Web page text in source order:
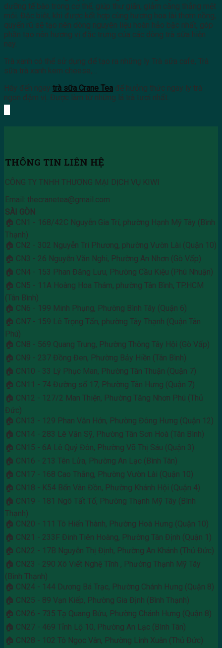
dưỡng tế bào trong cơ thể, giúp thư giãn, giảm căng thẳng mệt
mỏi. Đặc biệt, khi được kết hợp cùng hương hoa lài thơm nồng,
quyến rũ sẽ tạo nên dòng nguyên liệu hoàn hảo bậc nhất, góp
phần tạo nên hương vị đặc trưng của các dòng trà sữa hiện
nay.
Trà xanh có thể sử dụng để tạo ra những ly Trà sữa cafe, Trà
sữa trà xanh kem cheese,…
Hãy đến ngay trà sữa Crane Tea để hưởng thức ngay ly trà
ngon đậm vị. Được làm từ những lá trà tươi nhất.
THÔNG TIN LIÊN HỆ
CÔNG TY TNHH THƯƠNG MẠI DỊCH VỤ KIWI
Email: thecranetea@gmail.com
SÀI GÒN
🏠 CN1 - 168/42C Nguyễn Gia Trí, phường Hạnh Mỹ Tây (Bình
Thạnh)
🏠 CN2 - 302 Nguyễn Tri Phương, phường Vườn Lài (Quận 10)
🏠 CN3 - 26 Nguyễn Văn Nghi, Phường An Nhơn (Gò Vấp)
🏠 CN4 - 153 Phan Đăng Lưu, Phường Cầu Kiệu (Phú Nhuận)
🏠 CN5 - 11A Hoàng Hoa Thám, phường Tân Bình, TP.HCM
(Tân Bình)
🏠 CN6 - 199 Minh Phụng, Phường Bình Tây (Quận 6)
🏠 CN7 - 159 Lê Trọng Tấn, phường Tây Thạnh (Quận Tân
Phú)
🏠 CN8 - 569 Quang Trung, Phường Thông Tây Hội (Gò Vấp)
🏠 CN9 - 237 Đồng Đen, Phường Bảy Hiền (Tân Bình)
🏠 CN10 - 33 Lý Phục Man, Phường Tân Thuận (Quận 7)
🏠 CN11 - 74 Đường số 17, Phường Tân Hưng (Quận 7)
🏠 CN12 - 127/2 Man Thiện, Phường Tăng Nhơn Phú (Thủ
Đức)
🏠 CN13 - 129 Phan Văn Hớn, Phường Đông Hưng (Quận 12)
🏠 CN14 - 283 Lê Văn Sỹ, Phường Tân Sơn Hoà (Tân Bình)
🏠 CN15 - 6A Lê Quý Đôn, Phường Võ Thị Sáu (Quận 3)
🏠 CN16 - 213 Tên Lửa, Phường An Lạc (Bình Tân)
🏠 CN17 - 168 Cao Thắng, Phường Vườn Lài (Quận 10)
🏠 CN18 - K54 Bến Vân Đồn, Phường Khánh Hội (Quận 4)
🏠 CN19 - 181 Ngô Tất Tố, Phường Thạnh Mỹ Tây (Bình
Thạnh)
🏠 CN20 - 111 Tô Hiến Thành, Phường Hoà Hưng (Quận 10)
🏠 CN21 - 233F Đinh Tiên Hoàng, Phường Tân Định (Quận 1)
🏠 CN22 - 17B Nguyễn Thị Định, Phường An Khánh (Thủ Đức)
🏠 CN23 - 290 Xô Viết Nghệ Tĩnh , Phường Thạnh Mỹ Tây
(Bình Thạnh)
🏠 CN24 - 144 Dương Bá Trạc, Phường Chánh Hưng (Quận 8)
🏠 CN25 - 89 Vạn Kiếp, Phường Gia Định (Bình Thạnh)
🏠 CN26 - 735 Tạ Quang Bửu, Phường Chánh Hưng (Quận 8)
🏠 CN27 - 469 Tỉnh Lộ 10, Phường An Lạc (Bình Tân)
🏠 CN28 - 102 Tô Ngọc Vân, Phường Linh Xuân (Thủ Đức)